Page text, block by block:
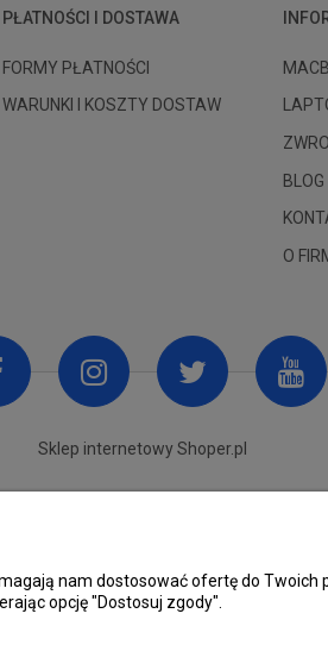
PŁATNOŚCI I DOSTAWA
FORMY PŁATNOŚCI
WARUNKI I KOSZTY DOSTAW
BLOG
O
Sklep internetowy Shoper.pl
nam dostosować ofertę do
opcję "Dostosuj zgody".